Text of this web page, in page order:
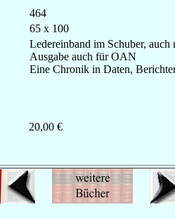
464
65 x 100
Ledereinband im Schuber, auch
Ausgabe auch für OAN
Eine Chronik in Daten,
20,00 €